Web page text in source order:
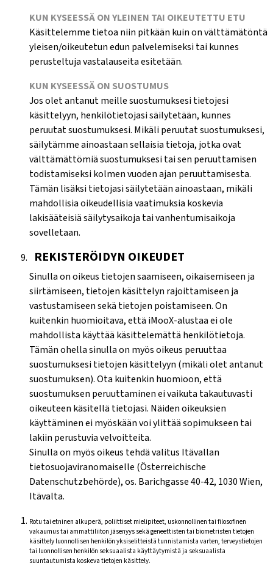
KUN KYSEESSÄ ON YLEINEN TAI OIKEUTETTU ETU
Käsittelemme tietoa niin pitkään kuin on välttämätöntä
yleisen/oikeutetun edun palvelemiseksi tai kunnes
perusteltuja vastalauseita esitetään.
KUN KYSEESSÄ ON SUOSTUMUS
Jos olet antanut meille suostumuksesi tietojesi
käsittelyyn, henkilötietojasi säilytetään, kunnes
peruutat suostumuksesi. Mikäli peruutat suostumuksesi,
säilytämme ainoastaan sellaisia tietoja, jotka ovat
välttämättömiä suostumuksesi tai sen peruuttamisen
todistamiseksi kolmen vuoden ajan peruuttamisesta.
Tämän lisäksi tietojasi säilytetään ainoastaan, mikäli
mahdollisia oikeudellisia vaatimuksia koskevia
lakisääteisiä säilytysaikoja tai vanhentumisaikoja
sovelletaan.
REKISTERÖIDYN OIKEUDET
Sinulla on oikeus tietojen saamiseen, oikaisemiseen ja
siirtämiseen, tietojen käsittelyn rajoittamiseen ja
vastustamiseen sekä tietojen poistamiseen. On
kuitenkin huomioitava, että iMooX-alustaa ei ole
mahdollista käyttää käsittelemättä henkilötietoja.
Tämän ohella sinulla on myös oikeus peruuttaa
suostumuksesi tietojen käsittelyyn (mikäli olet antanut
suostumuksen). Ota kuitenkin huomioon, että
suostumuksen peruuttaminen ei vaikuta takautuvasti
oikeuteen käsitellä tietojasi. Näiden oikeuksien
käyttäminen ei myöskään voi ylittää sopimukseen tai
lakiin perustuvia velvoitteita.
Sinulla on myös oikeus tehdä valitus Itävallan
tietosuojaviranomaiselle (Österreichische
Datenschutzbehörde), os. Barichgasse 40-42, 1030 Wien,
Itävalta.
Rotu tai etninen alkuperä, poliittiset mielipiteet, uskonnollinen tai filosofinen
vakaumus tai ammattiliiton jäsenyys sekä geneettisten tai biometristen tietojen
käsittely luonnollisen henkilön yksiselitteistä tunnistamista varten, terveystietojen
tai luonnollisen henkilön seksuaalista käyttäytymistä ja seksuaalista
suuntautumista koskeva tietojen käsittely.